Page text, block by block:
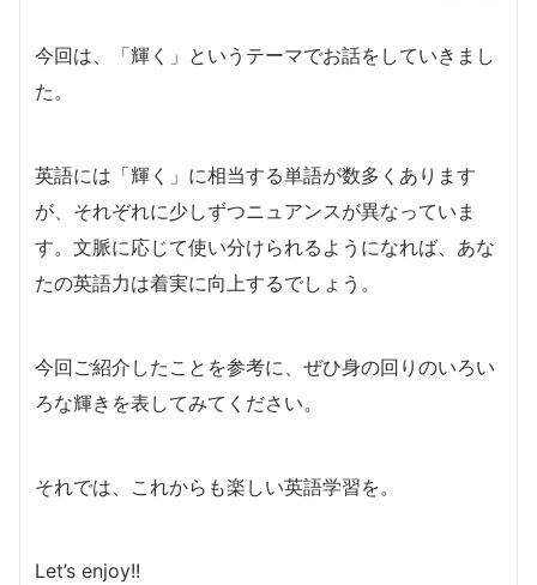
今回は、「輝く」というテーマでお話をしていきまし
た。
英語には「輝く」に相当する単語が数多くあります
が、それぞれに少しずつニュアンスが異なっていま
す。文脈に応じて使い分けられるようになれば、あな
たの英語力は着実に向上するでしょう。
今回ご紹介したことを参考に、ぜひ身の回りのいろい
ろな輝きを表してみてください。
それでは、これからも楽しい英語学習を。
Let’s enjoy!!